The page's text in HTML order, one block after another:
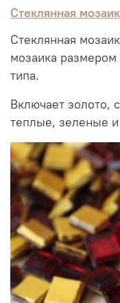
Стеклянная
Стеклянная
мозаика размером
типа.
Включает золото,
теплые, зеленые